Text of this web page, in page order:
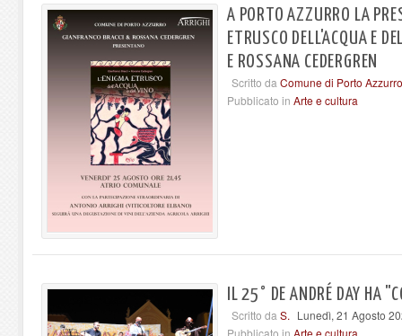
A PORTO AZZURRO LA
ETRUSCO DELL'ACQUA E
E ROSSANA CEDERGREN
Scritto da Comune di Porto Azzurro
Pubblicato in Arte e cultura
IL 25° DE ANDRÉ DAY HA
Scritto da S. Lunedì, 21 Agosto
Pubblicato in Arte e cultura